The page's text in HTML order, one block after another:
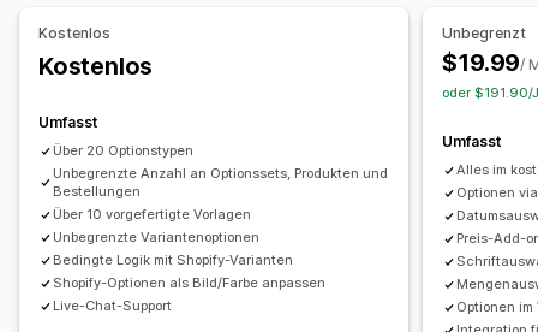
Preisgestaltung
Einrichtungsgebühren
Inventar
Ausverkaufte Artikel ausblenden
Automatische Updates
Kostenlos
Kostenlos
Umfasst
Über 20 Optionstypen
Unbegrenzte Anzahl an Optionssets, Produkten und
Bestellungen
Über 10 vorgefertigte Vorlagen
Unbegrenzte Variantenoptionen
Bedingte Logik mit Shopify-Varianten
Shopify-Optionen als Bild/Farbe anpassen
Live-Chat-Support
Unbegrenzt
$19.99/
oder $191.90/
Umfasst
Alles im
Optionen
Preis-Add-
Optionen